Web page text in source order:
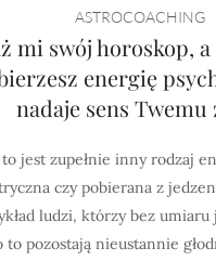
ASTROCOACHING
mi swój horoskop,
energię
nadaje sens Twemu
jest zupełnie inny rodzaj
czy pobierana z
ludzi, którzy bez umiaru
to pozostają nieustannie